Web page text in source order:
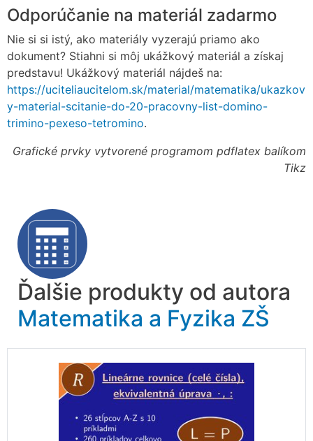
Odporúčanie na materiál zadarmo
Nie si si istý, ako materiály vyzerajú priamo ako
dokument? Stiahni si môj ukážkový materiál a získaj
predstavu! Ukážkový materiál nájdeš na:
https://uciteliaucitelom.sk/material/matematika/ukazkov
y-material-scitanie-do-20-pracovny-list-domino-
trimino-pexeso-tetromino.
Grafické prvky vytvorené programom pdflatex balíkom
Tikz
Ďalšie produkty od autora
Matematika a Fyzika ZŠ